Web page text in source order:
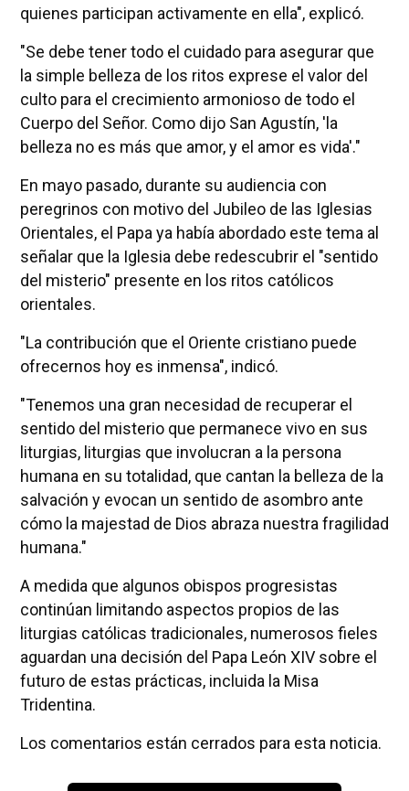
quienes participan activamente en ella", explicó.
"Se debe tener todo el cuidado para asegurar que
la simple belleza de los ritos exprese el valor del
culto para el crecimiento armonioso de todo el
Cuerpo del Señor. Como dijo San Agustín, 'la
belleza no es más que amor, y el amor es vida'."
En mayo pasado, durante su audiencia con
peregrinos con motivo del Jubileo de las Iglesias
Orientales, el Papa ya había abordado este tema al
señalar que la Iglesia debe redescubrir el "sentido
del misterio" presente en los ritos católicos
orientales.
"La contribución que el Oriente cristiano puede
ofrecernos hoy es inmensa", indicó.
"Tenemos una gran necesidad de recuperar el
sentido del misterio que permanece vivo en sus
liturgias, liturgias que involucran a la persona
humana en su totalidad, que cantan la belleza de la
salvación y evocan un sentido de asombro ante
cómo la majestad de Dios abraza nuestra fragilidad
humana."
A medida que algunos obispos progresistas
continúan limitando aspectos propios de las
liturgias católicas tradicionales, numerosos fieles
aguardan una decisión del Papa León XIV sobre el
futuro de estas prácticas, incluida la Misa
Tridentina.
Los comentarios están cerrados para esta noticia.